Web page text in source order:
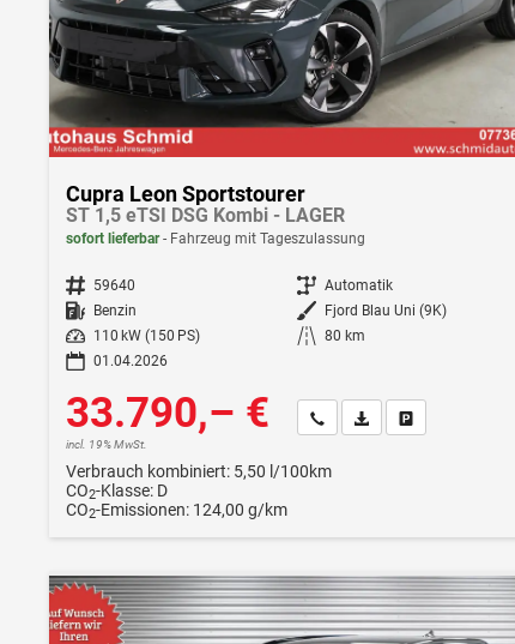
Cupra Leon Sportstourer
ST 1,5 eTSI DSG Kombi - LAGER
sofort lieferbar Fahrzeug mit Tageszulassung
Fahrzeugnr. 59640 Getriebe Automatik
Kraftstoff Benzin Außenfarbe Fjord Blau Uni (9K)
Leistung
110 kW (150 PS) Kilometerstand 80 km
01.04.2026
33.790,– €
incl. 19% MwSt.
Wir rufen Sie an
Fahrzeugexposé (PDF)
Fahrzeug parken
Verbrauch kombiniert: 5,50 l/100km
CO2-Klasse: D
CO2-Emissionen: 124,00 g/km